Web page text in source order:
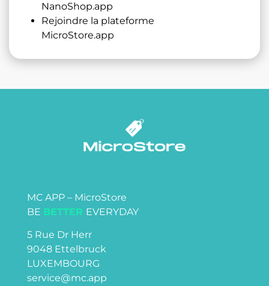
NanoShop.app
Rejoindre la plateforme
MicroStore.app
MC APP – MicroStore
BE BETTER EVERYDAY
5 Rue Dr Herr
9048 Ettelbruck
LUXEMBOURG
service@mc.app